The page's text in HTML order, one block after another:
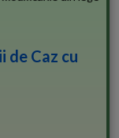
de Caz cu